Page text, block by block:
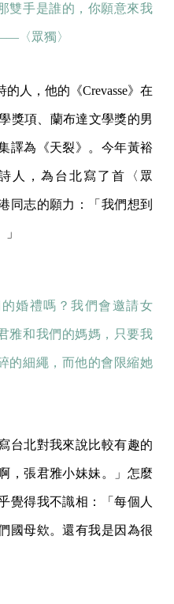
雙手是誰的，你願意來我
〈眾獨〉
人，他的《Crevasse》在
獎項、蘭布達文學獎的男
譯為《天裂》。今年黃裕
人，為台北寫了首〈眾
同志的願力：「我們想到
的婚禮嗎？我們會邀請女
雅和我們的媽媽，只要我
的細繩，而他的會限縮她
台北對我來說比較有趣的
，張君雅小妹妹。」怎麼
覺得我不識相：「每個人
國母欸。還有我是因為很